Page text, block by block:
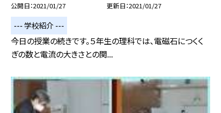
公開日 2021/01/27 更新日 2021/01/27
--- 学校紹介 ---
今日の授業の続きです。５年生の理科では、電磁石につくく
ぎの数と電流の大きさとの関...